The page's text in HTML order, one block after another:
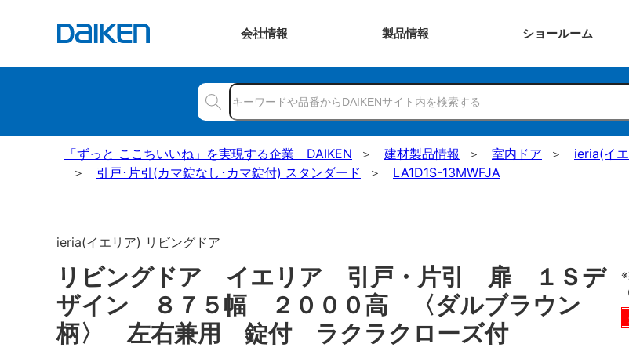
会社情報 製品情報 ショールーム
「ずっと ここちいいね」を実現する企業 DAIKEN 建材製品情報 室内ドア
ieria(イ
引戸･片引(カマ錠なし･カマ錠付) スタンダード
LA1D1S-13MWFJA
ieria(イエリア) リビングドア
リビングドア イエリア 引戸・片引 扉 １Ｓデ
ザイン ８７５幅 ２０００高 〈ダルブラウン
柄〉 左右兼用 錠付 ラクラクローズ付